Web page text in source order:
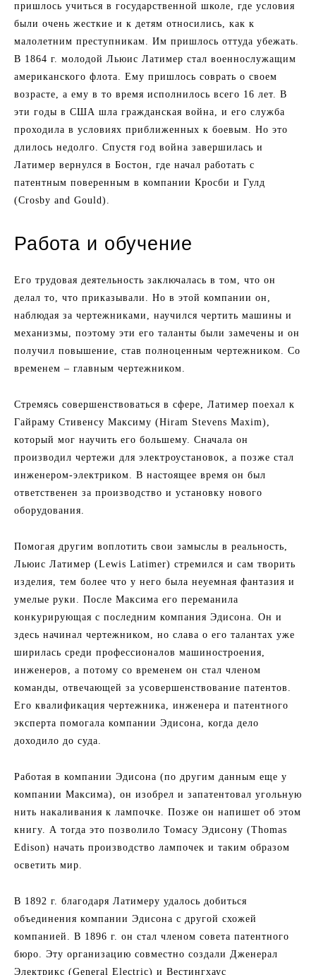
пришлось учиться в государственной школе, где условия
были очень жесткие и к детям относились, как к
малолетним преступникам. Им пришлось оттуда убежать.
В 1864 г. молодой Льюис Латимер стал военнослужащим
американского флота. Ему пришлось соврать о своем
возрасте, а ему в то время исполнилось всего 16 лет. В
эти годы в США шла гражданская война, и его служба
проходила в условиях приближенных к боевым. Но это
длилось недолго. Спустя год война завершилась и
Латимер вернулся в Бостон, где начал работать с
патентным поверенным в компании Кросби и Гулд
(Crosby and Gould).
Работа и обучение
Его трудовая деятельность заключалась в том, что он
делал то, что приказывали. Но в этой компании он,
наблюдая за чертежниками, научился чертить машины и
механизмы, поэтому эти его таланты были замечены и он
получил повышение, став полноценным чертежником. Со
временем – главным чертежником.
Стремясь совершенствоваться в сфере, Латимер поехал к
Гайраму Стивенсу Максиму (Hiram Stevens Maxim),
который мог научить его большему. Сначала он
производил чертежи для электроустановок, а позже стал
инженером-электриком. В настоящее время он был
ответственен за производство и установку нового
оборудования.
Помогая другим воплотить свои замыслы в реальность,
Льюис Латимер (Lewis Latimer) стремился и сам творить
изделия, тем более что у него была неуемная фантазия и
умелые руки. После Максима его переманила
конкурирующая с последним компания Эдисона. Он и
здесь начинал чертежником, но слава о его талантах уже
ширилась среди профессионалов машиностроения,
инженеров, а потому со временем он стал членом
команды, отвечающей за усовершенствование патентов.
Его квалификация чертежника, инженера и патентного
эксперта помогала компании Эдисона, когда дело
доходило до суда.
Работая в компании Эдисона (по другим данным еще у
компании Максима), он изобрел и запатентовал угольную
нить накаливания к лампочке. Позже он напишет об этом
книгу. А тогда это позволило Томасу Эдисону (Thomas
Edison) начать производство лампочек и таким образом
осветить мир.
В 1892 г. благодаря Латимеру удалось добиться
объединения компании Эдисона с другой схожей
компанией. В 1896 г. он стал членом совета патентного
бюро. Эту организацию совместно создали Дженерал
Электрикс (General Electric) и Вестингхаус